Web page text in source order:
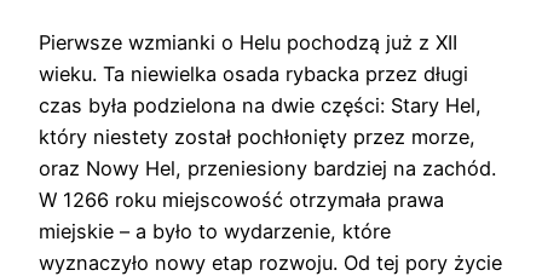
Pierwsze wzmianki o Helu pochodzą już z XII
wieku. Ta niewielka osada rybacka przez długi
czas była podzielona na dwie części: Stary Hel,
który niestety został pochłonięty przez morze,
oraz Nowy Hel, przeniesiony bardziej na zachód.
W 1266 roku miejscowość otrzymała prawa
miejskie – a było to wydarzenie, które
wyznaczyło nowy etap rozwoju. Od tej pory życie